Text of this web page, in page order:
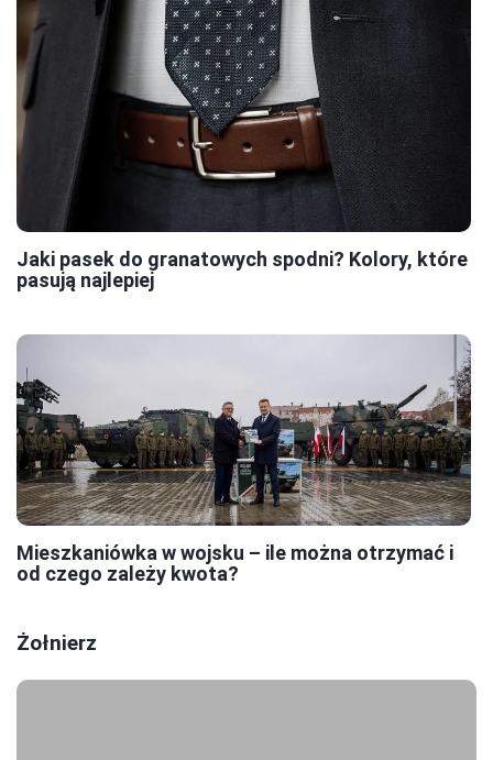
Jaki pasek do granatowych spodni? Kolory, które
pasują najlepiej
Mieszkaniówka w wojsku – ile można otrzymać i
od czego zależy kwota?
Żołnierz